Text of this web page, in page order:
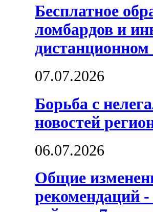
Бесплатное
ломбардов и
07.07.2026
Борьба с
новостей
06.07.2026
Общие
рекомендаций